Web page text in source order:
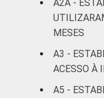
UNIDADE
DE SAÚDE
A2A -
MESES
A3 -
ACESSO À
A5 -